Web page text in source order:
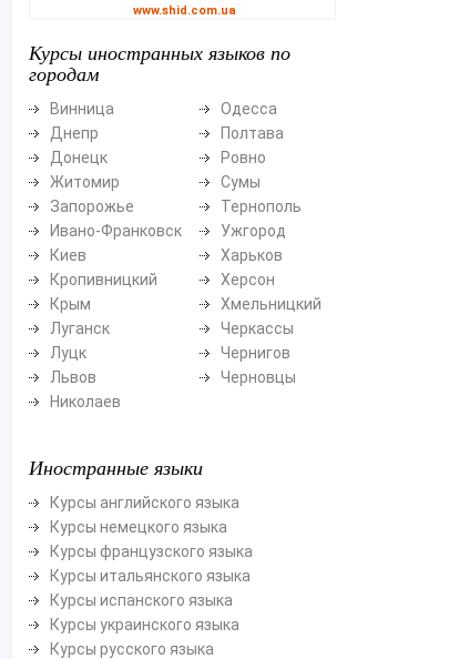
www.shid.com.ua
Курсы иностранных языков по
городам
Винница
Днепр
Донецк
Житомир
Запорожье
Ивано-Франковск
Киев
Кропивницкий
Крым
Луганск
Луцк
Львов
Николаев
Одесса
Полтава
Ровно
Сумы
Тернополь
Ужгород
Харьков
Херсон
Хмельницкий
Черкассы
Чернигов
Черновцы
Иностранные языки
Курсы английского языка
Курсы немецкого языка
Курсы французского языка
Курсы итальянского языка
Курсы испанского языка
Курсы украинского языка
Курсы русского языка